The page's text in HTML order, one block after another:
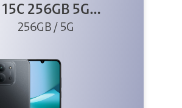
15C 256GB 5G
Negro
256GB / 5G